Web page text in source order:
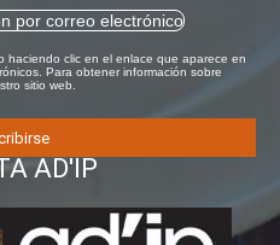
por correo electrónico
haciendo clic en el enlace que aparece en
Para obtener información sobre
sitio web.
AD'IP